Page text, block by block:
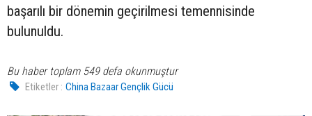
başarılı bir dönemin geçirilmesi temennisinde
bulunuldu.
Bu haber toplam 549 defa okunmuştur
Etiketler : China Bazaar Gençlik Gücü